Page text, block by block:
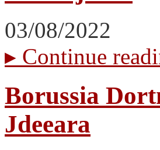
03/08/2022
▸ Continue
Borussia
Jdeeara